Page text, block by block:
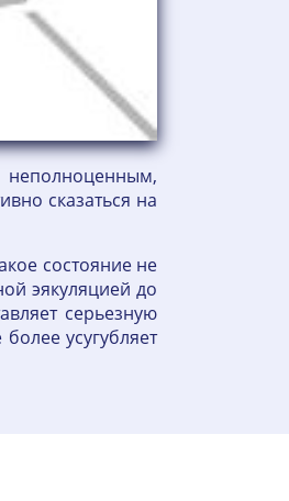
сказаться на
состояние не
эякуляцией до
серьезную
усугубляет